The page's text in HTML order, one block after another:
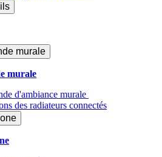
murale
murale
d'ambiance murale
des radiateurs connectés